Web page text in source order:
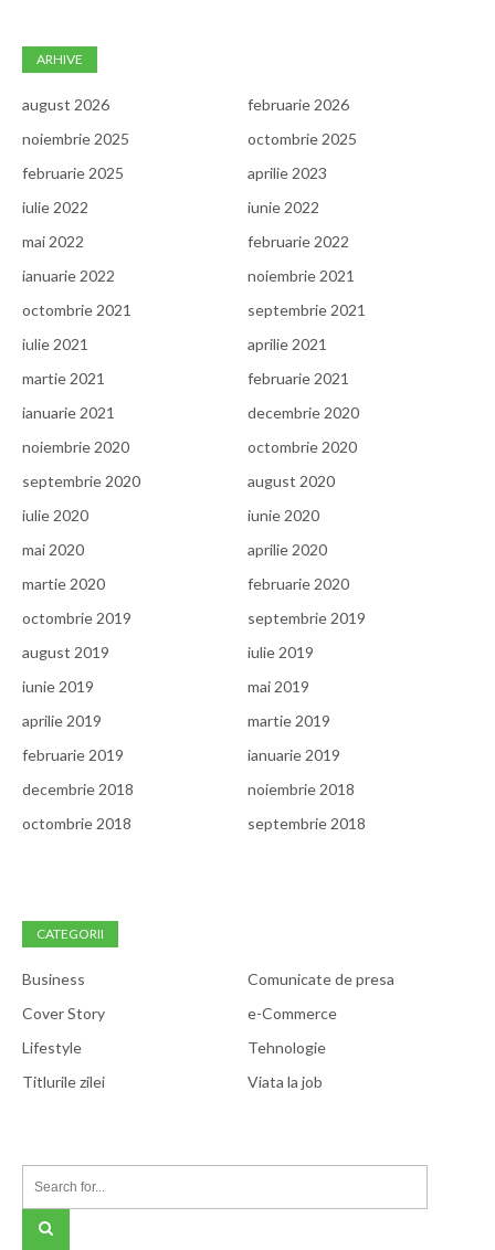
ARHIVE
august 2026
februarie 2026
noiembrie 2025
octombrie 2025
februarie 2025
aprilie 2023
iulie 2022
iunie 2022
mai 2022
februarie 2022
ianuarie 2022
noiembrie 2021
octombrie 2021
septembrie 2021
iulie 2021
aprilie 2021
martie 2021
februarie 2021
ianuarie 2021
decembrie 2020
noiembrie 2020
octombrie 2020
septembrie 2020
august 2020
iulie 2020
iunie 2020
mai 2020
aprilie 2020
martie 2020
februarie 2020
octombrie 2019
septembrie 2019
august 2019
iulie 2019
iunie 2019
mai 2019
aprilie 2019
martie 2019
februarie 2019
ianuarie 2019
decembrie 2018
noiembrie 2018
octombrie 2018
septembrie 2018
CATEGORII
Business
Comunicate de presa
Cover Story
e-Commerce
Lifestyle
Tehnologie
Titlurile zilei
Viata la job